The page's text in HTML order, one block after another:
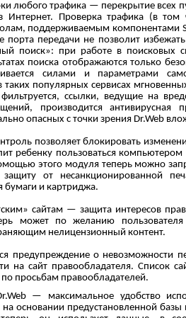
любого трафика — перекрытие всех
Интернет. Проверка трафика (в том
поддерживаемым компонентами
передачи не позволит
поиск»: при работе в поисковых
поиска отображаются только
силами и параметрами
популярных сервисах
ссылки, ведущие на
производится антивирусная
опасных с точки зрения Dr.Web
позволяет блокировать
ребенку пользоваться
этого модуля теперь можно
от несанкционированной
бумаги и картриджа.
сайтам — защита интересов
может по желанию пользователя
нелицензионный контент.
предупреждение о невозможности
на сайт правообладателя. Список
просьбам правообладателей.
— максимальное удобство
основании предустановленной